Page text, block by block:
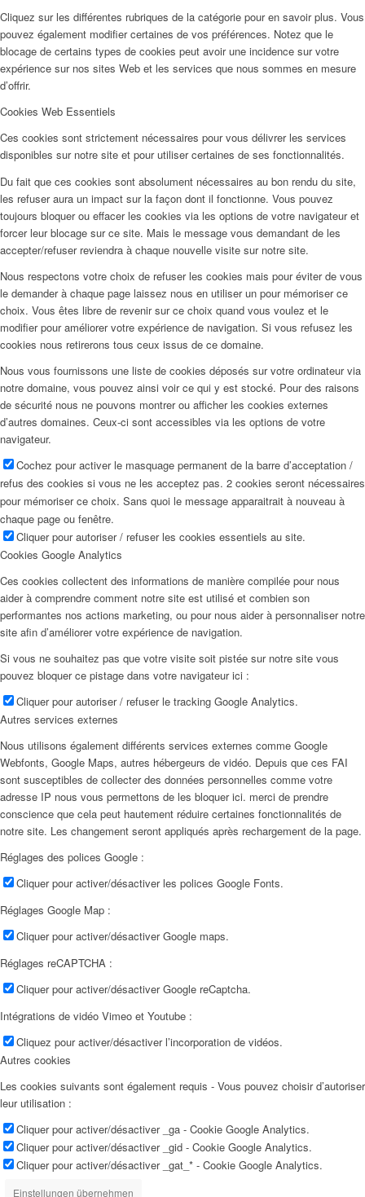
Cliquez sur les différentes rubriques de la catégorie pour en savoir plus. Vous
pouvez également modifier certaines de vos préférences. Notez que le
blocage de certains types de cookies peut avoir une incidence sur votre
expérience sur nos sites Web et les services que nous sommes en mesure
d’offrir.
Cookies Web Essentiels
Ces cookies sont strictement nécessaires pour vous délivrer les services
disponibles sur notre site et pour utiliser certaines de ses fonctionnalités.
Du fait que ces cookies sont absolument nécessaires au bon rendu du site,
les refuser aura un impact sur la façon dont il fonctionne. Vous pouvez
toujours bloquer ou effacer les cookies via les options de votre navigateur et
forcer leur blocage sur ce site. Mais le message vous demandant de les
accepter/refuser reviendra à chaque nouvelle visite sur notre site.
Nous respectons votre choix de refuser les cookies mais pour éviter de vous
le demander à chaque page laissez nous en utiliser un pour mémoriser ce
choix. Vous êtes libre de revenir sur ce choix quand vous voulez et le
modifier pour améliorer votre expérience de navigation. Si vous refusez les
cookies nous retirerons tous ceux issus de ce domaine.
Nous vous fournissons une liste de cookies déposés sur votre ordinateur via
notre domaine, vous pouvez ainsi voir ce qui y est stocké. Pour des raisons
de sécurité nous ne pouvons montrer ou afficher les cookies externes
d’autres domaines. Ceux-ci sont accessibles via les options de votre
navigateur.
Cochez pour activer le masquage permanent de la barre d’acceptation /
refus des cookies si vous ne les acceptez pas. 2 cookies seront nécessaires
pour mémoriser ce choix. Sans quoi le message apparaitrait à nouveau à
chaque page ou fenêtre.
Cliquer pour autoriser / refuser les cookies essentiels au site.
Cookies Google Analytics
Ces cookies collectent des informations de manière compilée pour nous
aider à comprendre comment notre site est utilisé et combien son
performantes nos actions marketing, ou pour nous aider à personnaliser notre
site afin d’améliorer votre expérience de navigation.
Si vous ne souhaitez pas que votre visite soit pistée sur notre site vous
pouvez bloquer ce pistage dans votre navigateur ici :
Cliquer pour autoriser / refuser le tracking Google Analytics.
Autres services externes
Nous utilisons également différents services externes comme Google
Webfonts, Google Maps, autres hébergeurs de vidéo. Depuis que ces FAI
sont susceptibles de collecter des données personnelles comme votre
adresse IP nous vous permettons de les bloquer ici. merci de prendre
conscience que cela peut hautement réduire certaines fonctionnalités de
notre site. Les changement seront appliqués après rechargement de la page.
Réglages des polices Google :
Cliquer pour activer/désactiver les polices Google Fonts.
Réglages Google Map :
Cliquer pour activer/désactiver Google maps.
Réglages reCAPTCHA :
Cliquer pour activer/désactiver Google reCaptcha.
Intégrations de vidéo Vimeo et Youtube :
Cliquez pour activer/désactiver l’incorporation de vidéos.
Autres cookies
Les cookies suivants sont également requis - Vous pouvez choisir d’autoriser
leur utilisation :
Cliquer pour activer/désactiver _ga - Cookie Google Analytics.
Cliquer pour activer/désactiver _gid - Cookie Google Analytics.
Cliquer pour activer/désactiver _gat_* - Cookie Google Analytics.
Einstellungen übernehmen